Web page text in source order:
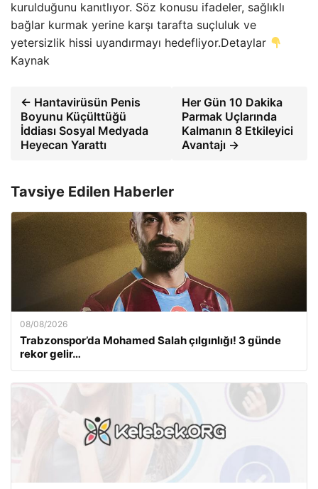
kurulduğunu kanıtlıyor. Söz konusu ifadeler, sağlıklı
bağlar kurmak yerine karşı tarafta suçluluk ve
yetersizlik hissi uyandırmayı hedefliyor.Detaylar
Kaynak
← Hantavirüsün Penis
Boyunu Küçülttüğü
İddiası Sosyal Medyada
Heyecan Yarattı
Her Gün 10 Dakika
Parmak Uçlarında
Kalmanın 8 Etkileyici
Avantajı →
Tavsiye Edilen Haberler
08/08/2026
Trabzonspor’da Mohamed Salah çılgınlığı! 3 günde
rekor gelir…